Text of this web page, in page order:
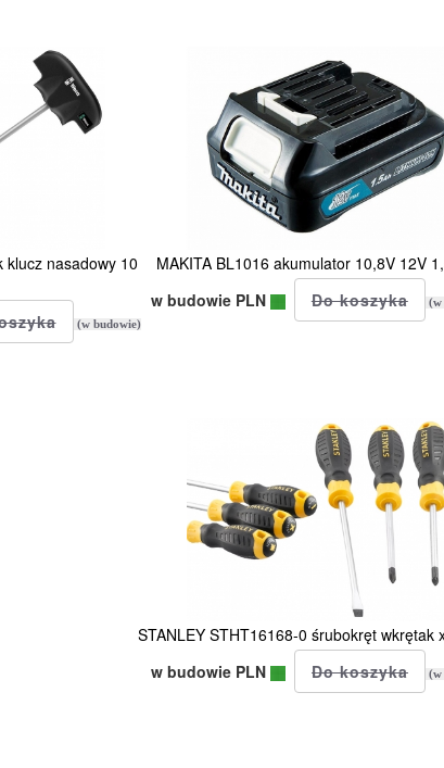
klucz nasadowy 10
(w budowie)
MAKITA BL1016 akumulator 10,8V 12V
w budowie PLN
(w
STANLEY STHT16168-0 śrubokręt wkrętak
w budowie PLN
(w